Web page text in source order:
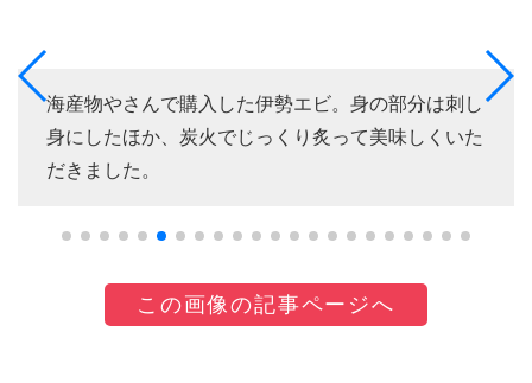
海産物やさんで購入した伊勢エビ。身の部分は刺し
身にしたほか、炭火でじっくり炙って美味しくいた
だきました。
この画像の記事ページへ